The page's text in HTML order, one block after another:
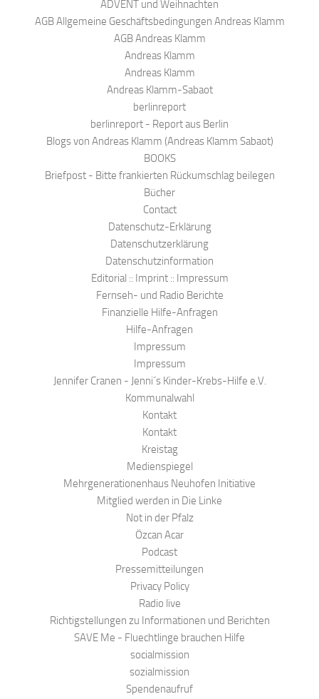
ADVENT und Weihnachten
AGB Allgemeine Geschäftsbedingungen Andreas Klamm
AGB Andreas Klamm
Andreas Klamm
Andreas Klamm
Andreas Klamm-Sabaot
berlinreport
berlinreport - Report aus Berlin
Blogs von Andreas Klamm (Andreas Klamm Sabaot)
BOOKS
Briefpost - Bitte frankierten Rückumschlag beilegen
Bücher
Contact
Datenschutz-Erklärung
Datenschutzerklärung
Datenschutzinformation
Editorial :: Imprint :: Impressum
Fernseh- und Radio Berichte
Finanzielle Hilfe-Anfragen
Hilfe-Anfragen
Impressum
Impressum
Jennifer Cranen - Jenni´s Kinder-Krebs-Hilfe e.V.
Kommunalwahl
Kontakt
Kontakt
Kreistag
Medienspiegel
Mehrgenerationenhaus Neuhofen Initiative
Mitglied werden in Die Linke
Not in der Pfalz
Özcan Acar
Podcast
Pressemitteilungen
Privacy Policy
Radio live
Richtigstellungen zu Informationen und Berichten
SAVE Me - Fluechtlinge brauchen Hilfe
socialmission
sozialmission
Spendenaufruf